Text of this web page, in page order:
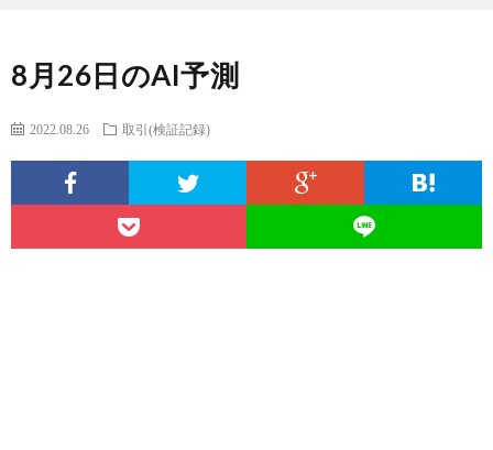
グ
8月26日のAI予測
2022.08.26 取引(検証記録)